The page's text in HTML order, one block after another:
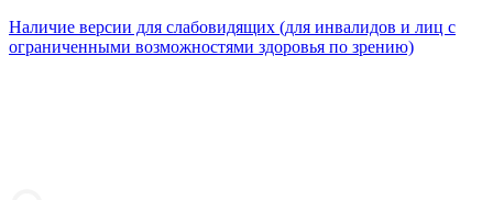
Наличие версии для слабовидящих (для инвалидов и лиц с
ограниченными возможностями здоровья по зрению)